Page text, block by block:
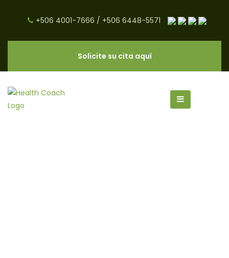
+506 4001-7666 / +506 6448-5571
Solicite su cita aquí